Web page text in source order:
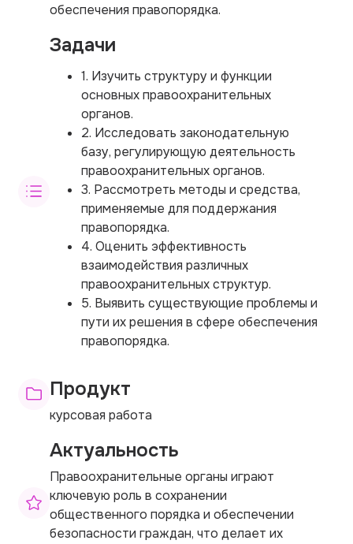
обеспечения правопорядка.
Задачи
1. Изучить структуру и функции
основных правоохранительных
органов.
2. Исследовать законодательную
базу, регулирующую деятельность
правоохранительных органов.
3. Рассмотреть методы и средства,
применяемые для поддержания
правопорядка.
4. Оценить эффективность
взаимодействия различных
правоохранительных структур.
5. Выявить существующие проблемы и
пути их решения в сфере обеспечения
правопорядка.
Продукт
курсовая работа
Актуальность
Правоохранительные органы играют
ключевую роль в сохранении
общественного порядка и обеспечении
безопасности граждан, что делает их